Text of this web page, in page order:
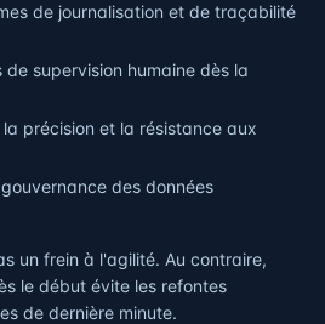
de journalisation et de traçabilité
de supervision humaine dès la
précision et la résistance aux
des données
un frein à l'agilité. Au contraire,
le début évite les refontes
de dernière minute.